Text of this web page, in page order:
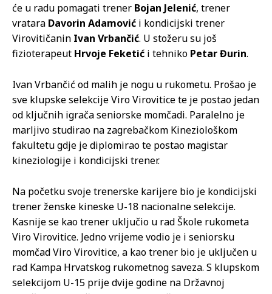
će u radu pomagati trener Bojan Jelenić, trener
vratara Davorin Adamović i kondicijski trener
Virovitičanin Ivan Vrbančić. U stožeru su još
fizioterapeut Hrvoje Feketić i tehniko Petar Đurin.
Ivan Vrbančić od malih je nogu u rukometu. Prošao je
sve klupske selekcije Viro Virovitice te je postao jedan
od ključnih igrača seniorske momčadi. Paralelno je
marljivo studirao na zagrebačkom Kineziološkom
fakultetu gdje je diplomirao te postao magistar
kineziologije i kondicijski trener.
Na početku svoje trenerske karijere bio je kondicijski
trener ženske kineske U-18 nacionalne selekcije.
Kasnije se kao trener uključio u rad Škole rukometa
Viro Virovitice. Jedno vrijeme vodio je i seniorsku
momčad Viro Virovitice, a kao trener bio je uključen u
rad Kampa Hrvatskog rukometnog saveza. S klupskom
selekcijom U-15 prije dvije godine na Državnoj